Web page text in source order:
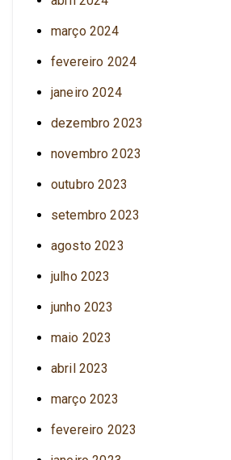
março 2024
fevereiro 2024
janeiro 2024
dezembro 2023
novembro 2023
outubro 2023
setembro 2023
agosto 2023
julho 2023
junho 2023
maio 2023
abril 2023
março 2023
fevereiro 2023